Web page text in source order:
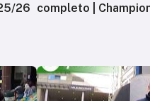
26 completo |